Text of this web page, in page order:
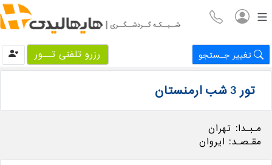
تغییر جـستجو رزرو تلفنی تــور
تور 3 شب ارمنستان
مـبـدا:
تهران
مقـصـد:
ایروان